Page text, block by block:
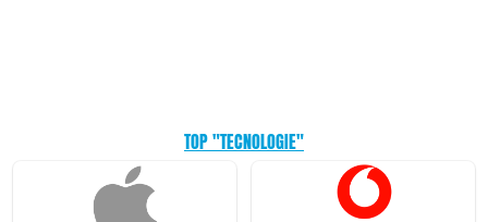
TOP "TECNOLOGIE"